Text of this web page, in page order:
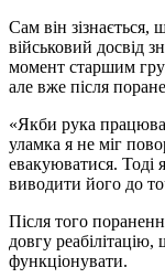
Сам він
військовий досвід
момент старшим
але вже після
«Якби рука
уламка я не міг
евакуюватися. Тоді
виводити його до
Після того
довгу
функціонувати.